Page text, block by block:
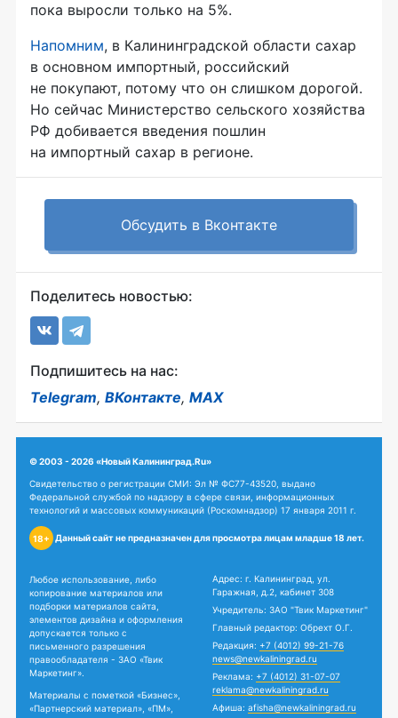
пока выросли только на 5%.
Напомним, в Калининградской области сахар
в основном импортный, российский
не покупают, потому что он слишком дорогой.
Но сейчас Министерство сельского хозяйства
РФ добивается введения пошлин
на импортный сахар в регионе.
Обсудить в Вконтакте
Поделитесь новостью:
Подпишитесь на нас:
Telegram, ВКонтакте, MAX
© 2003 - 2026 «Новый Калининград.Ru»
Свидетельство о регистрации СМИ: Эл № ФС77-43520, выдано
Федеральной службой по надзору в сфере связи, информационных
технологий и массовых коммуникаций (Роскомнадзор) 17 января 2011 г.
18+ Данный сайт не предназначен для просмотра лицам младше 18 лет.
Любое использование, либо
копирование материалов или
подборки материалов сайта,
элементов дизайна и оформления
допускается только с
письменного разрешения
правообладателя - ЗАО «Твик
Маркетинг».
Материалы с пометкой «Бизнес»,
«Партнерский материал», «ПМ»,
Адрес: г. Калининград, ул.
Гаражная, д.2, кабинет 308
Учредитель: ЗАО "Твик Маркетинг"
Главный редактор: Обрехт О.Г.
Редакция: +7 (4012) 99-21-76
news@newkaliningrad.ru
Реклама: +7 (4012) 31-07-07
reklama@newkaliningrad.ru
Афиша: afisha@newkaliningrad.ru